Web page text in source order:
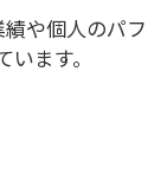
や個人のパフ
ます。